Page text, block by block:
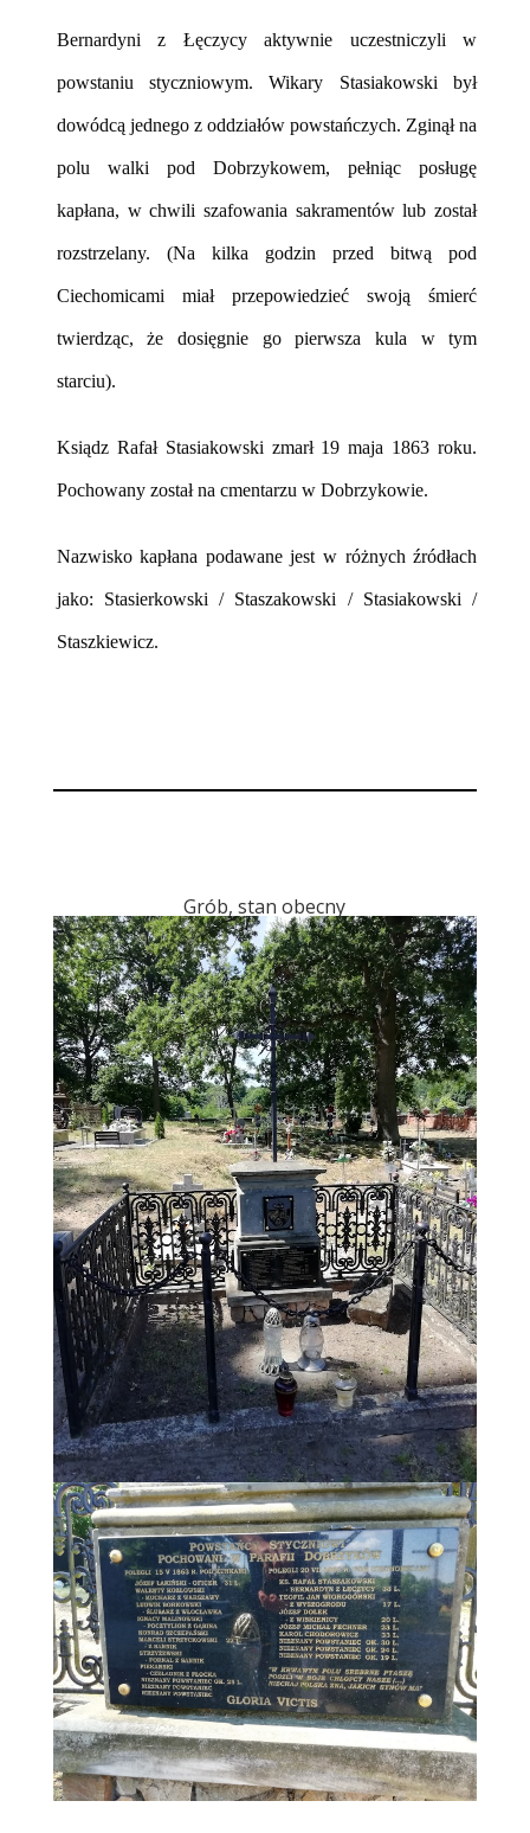
Bernardyni z Łęczycy aktywnie uczestniczyli w
powstaniu styczniowym. Wikary Stasiakowski był
dowódcą jednego z oddziałów powstańczych. Zginął na
polu walki pod Dobrzykowem, pełniąc posługę
kapłana, w chwili szafowania sakramentów lub został
rozstrzelany. (Na kilka godzin przed bitwą pod
Ciechomicami miał przepowiedzieć swoją śmierć
twierdząc, że dosięgnie go pierwsza kula w tym
starciu).
Ksiądz Rafał Stasiakowski zmarł 19 maja 1863 roku.
Pochowany został na cmentarzu w Dobrzykowie.
Nazwisko kapłana podawane jest w różnych źródłach
jako: Stasierkowski / Staszakowski / Stasiakowski /
Staszkiewicz.
Grób, stan obecny